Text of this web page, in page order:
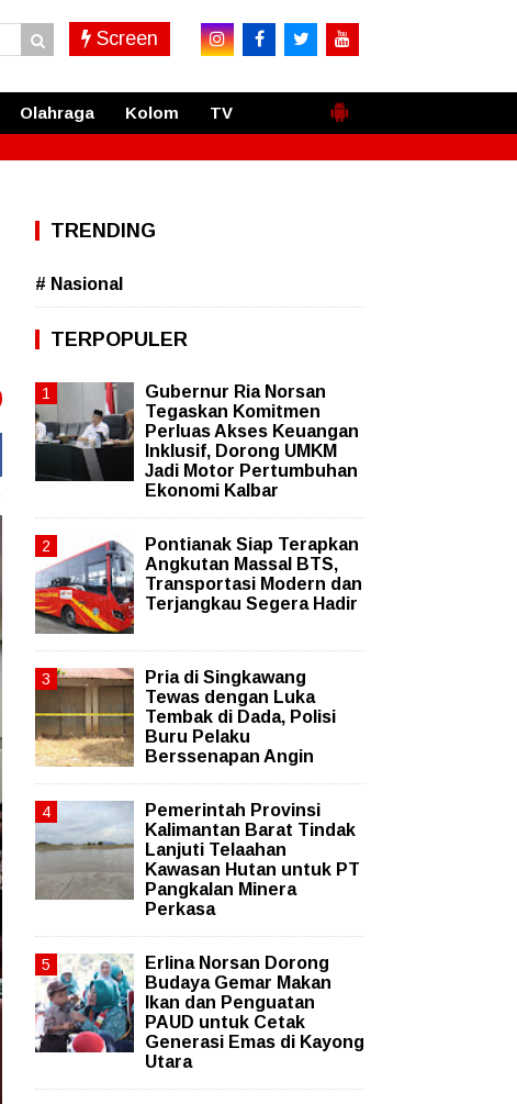
Screen
Olahraga Kolom TV
TRENDING
# Nasional
TERPOPULER
Gubernur Ria Norsan
Tegaskan Komitmen
Perluas Akses Keuangan
Inklusif, Dorong UMKM
Jadi Motor Pertumbuhan
Ekonomi Kalbar
Pontianak Siap Terapkan
Angkutan Massal BTS,
Transportasi Modern dan
Terjangkau Segera Hadir
Pria di Singkawang
Tewas dengan Luka
Tembak di Dada, Polisi
Buru Pelaku
Berssenapan Angin
Pemerintah Provinsi
Kalimantan Barat Tindak
Lanjuti Telaahan
Kawasan Hutan untuk PT
Pangkalan Minera
Perkasa
Erlina Norsan Dorong
Budaya Gemar Makan
Ikan dan Penguatan
PAUD untuk Cetak
Generasi Emas di Kayong
Utara